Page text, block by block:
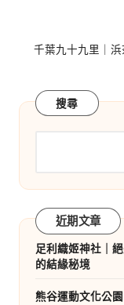
千葉九十九里｜
搜尋
近期文章
足利織姬神社｜
的結緣秘境
熊谷運動文化公